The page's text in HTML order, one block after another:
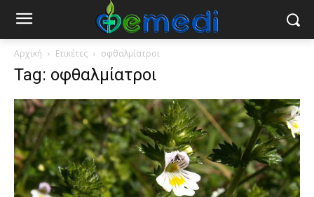
Αρχική Ετικέτες οφθαλμίατροι
Tag: οφθαλμίατροι